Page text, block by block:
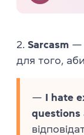
2. Sarcasm —
для того,
— I hate
questions